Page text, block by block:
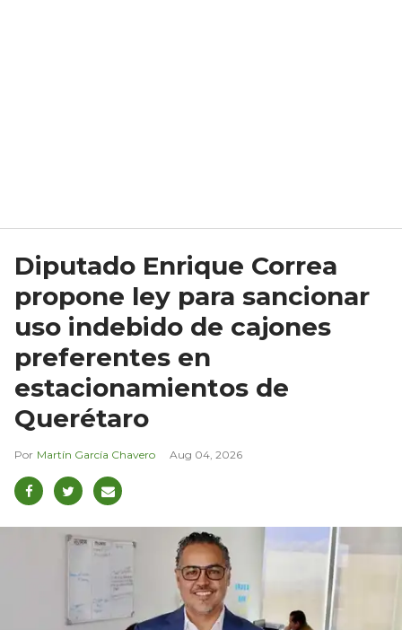
Diputado Enrique Correa
propone ley para sancionar
uso indebido de cajones
preferentes en
estacionamientos de
Querétaro
Martín García Chavero Aug 04, 2026